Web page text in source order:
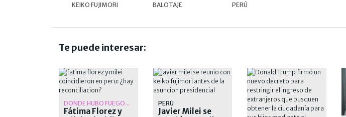
KEIKO FUJIMORI BALOTAJE PERÚ
Te puede interesar:
DONDE HUBO FUEGO...
Fátima Florez y
PERÚ
Javier Milei se